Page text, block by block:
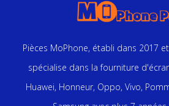
Pièces MoPhone, établi dans 2017
spécialise dans la fourniture
Huawei, Honneur, Oppo, Vivo,